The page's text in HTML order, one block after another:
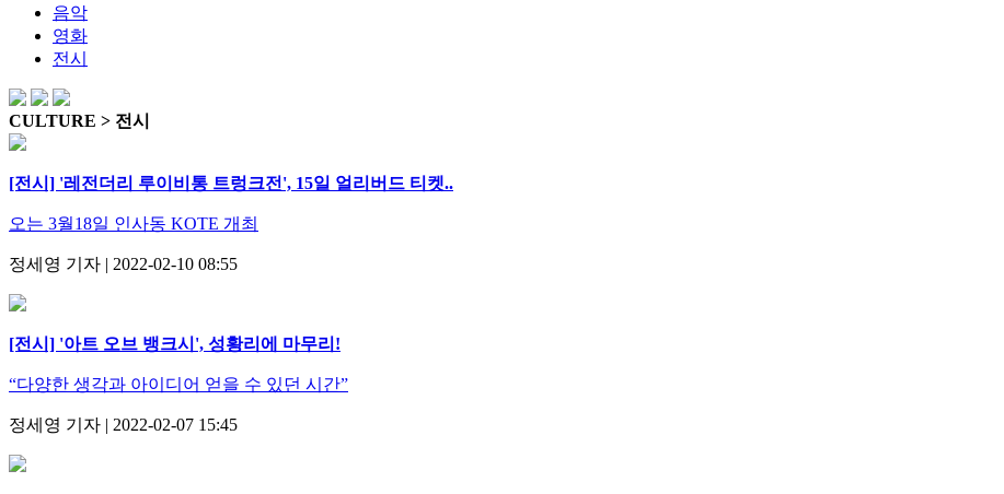
음악
영화
전시
CULTURE > 전시
[전시] '레전더리 루이비통 트렁크전', 15일 얼리버드 티켓..
오는 3월18일 인사동 KOTE 개최
정세영 기자 | 2022-02-10 08:55
[전시] '아트 오브 뱅크시', 성황리에 마무리!
“다양한 생각과 아이디어 얻을 수 있던 시간”
정세영 기자 | 2022-02-07 15:45